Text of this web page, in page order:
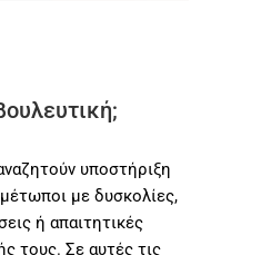
υποστήριξη
με δυσκολίες,
ή απαιτητικές
τους. Σε αυτές τις